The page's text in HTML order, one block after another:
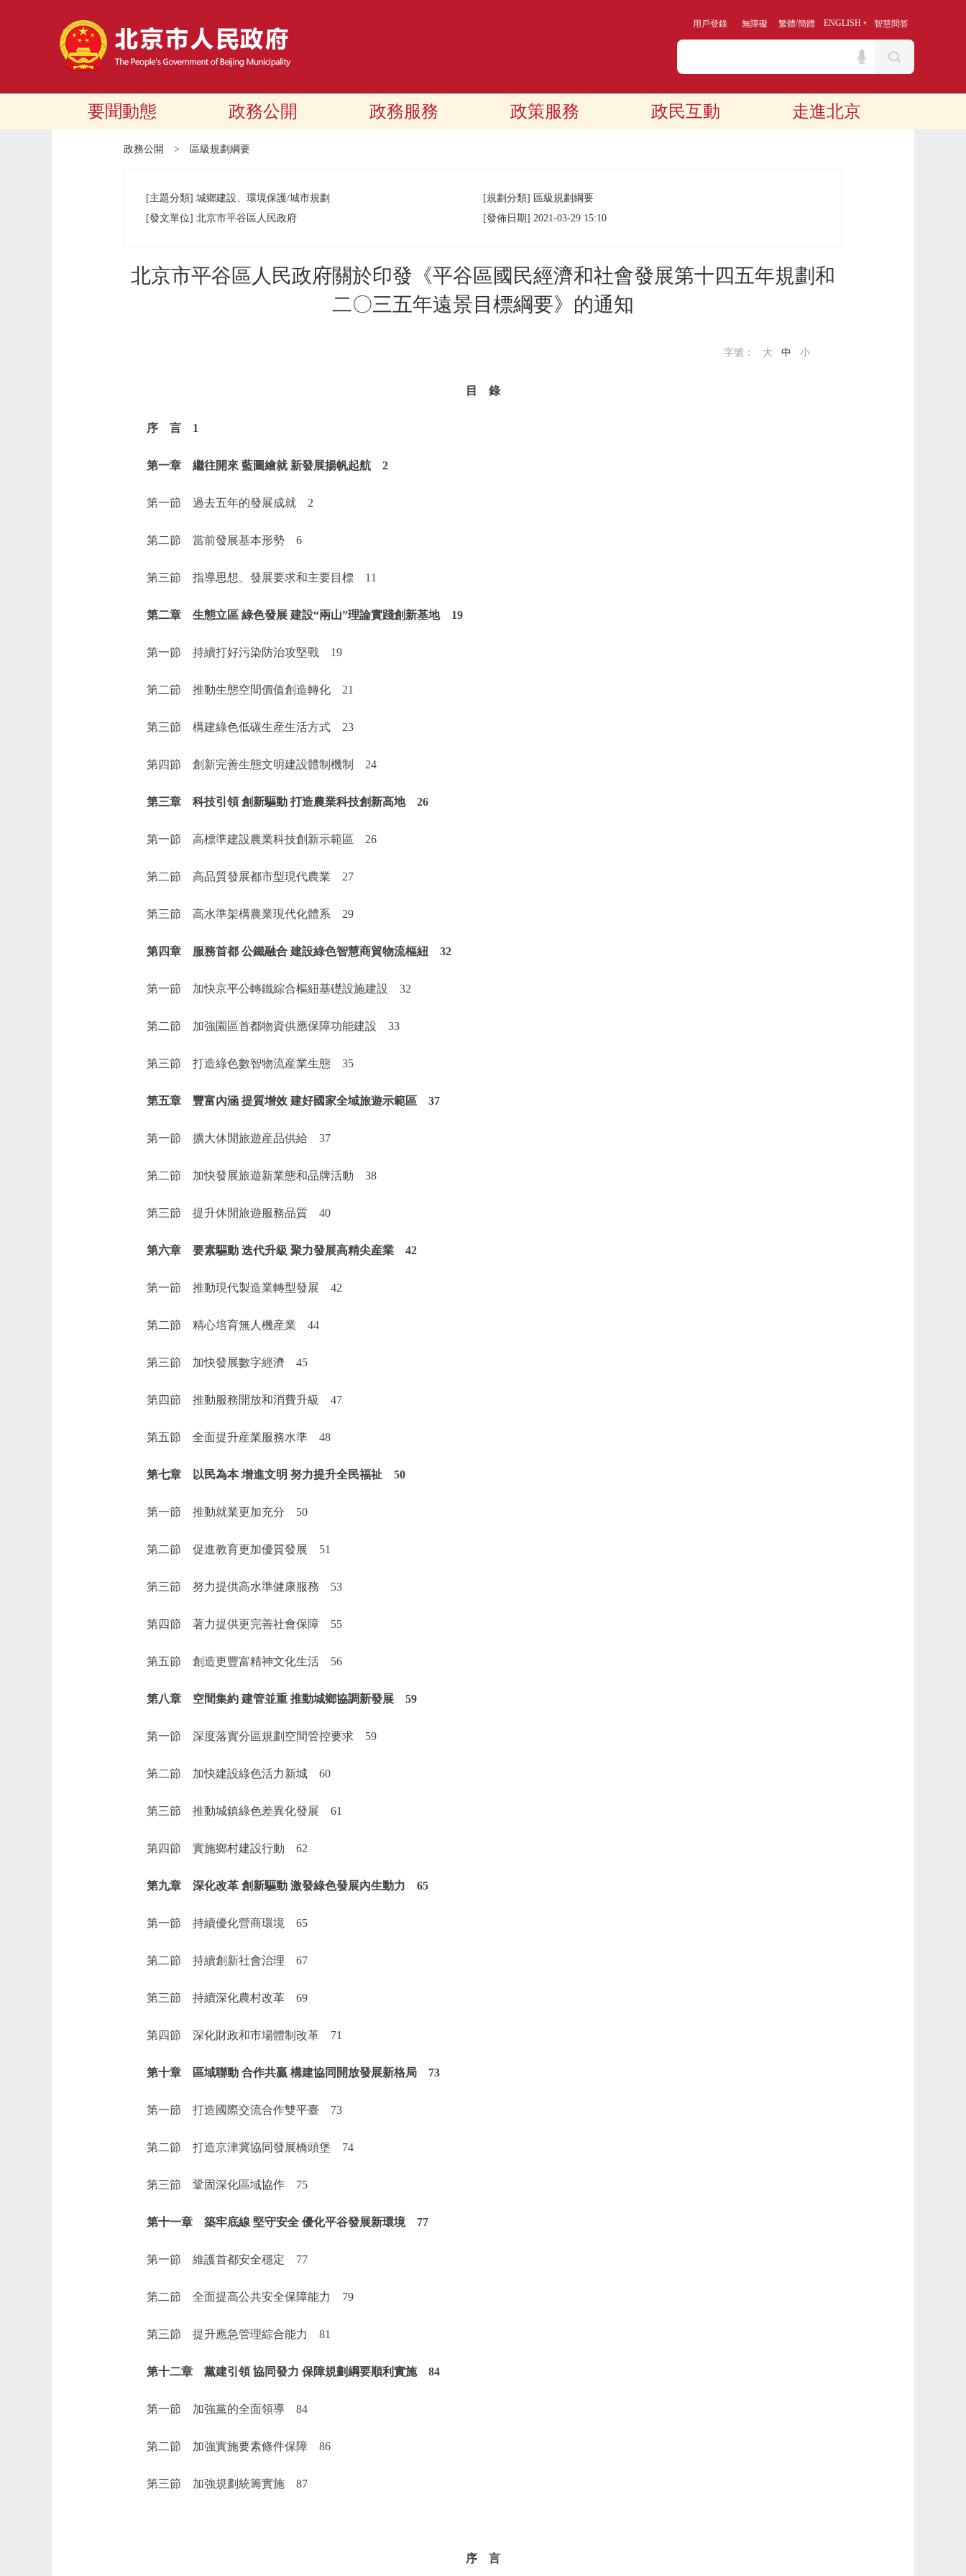
用戶登錄 無障礙 繁體/簡體 ENGLISH 智慧問答
要聞動態 政務公開 政務服務 政策服務 政民互動 走進北京
政務公開 > 區級規劃綱要
[主題分類] 城鄉建設、環境保護/城市規劃 [規劃分類] 區級規劃綱要
[發文單位] 北京市平谷區人民政府 [發佈日期] 2021-03-29 15:10
北京市平谷區人民政府關於印發《平谷區國民經濟和社會發展第十四五年規劃和
二〇三五年遠景目標綱要》的通知
字號： 大 中 小
目 錄
序 言 1
第一章 繼往開來 藍圖繪就 新發展揚帆起航 2
第一節 過去五年的發展成就 2
第二節 當前發展基本形勢 6
第三節 指導思想、發展要求和主要目標 11
第二章 生態立區 綠色發展 建設“兩山”理論實踐創新基地 19
第一節 持續打好污染防治攻堅戰 19
第二節 推動生態空間價值創造轉化 21
第三節 構建綠色低碳生産生活方式 23
第四節 創新完善生態文明建設體制機制 24
第三章 科技引領 創新驅動 打造農業科技創新高地 26
第一節 高標準建設農業科技創新示範區 26
第二節 高品質發展都市型現代農業 27
第三節 高水準架構農業現代化體系 29
第四章 服務首都 公鐵融合 建設綠色智慧商貿物流樞紐 32
第一節 加快京平公轉鐵綜合樞紐基礎設施建設 32
第二節 加強園區首都物資供應保障功能建設 33
第三節 打造綠色數智物流産業生態 35
第五章 豐富內涵 提質增效 建好國家全域旅遊示範區 37
第一節 擴大休閒旅遊産品供給 37
第二節 加快發展旅遊新業態和品牌活動 38
第三節 提升休閒旅遊服務品質 40
第六章 要素驅動 迭代升級 聚力發展高精尖産業 42
第一節 推動現代製造業轉型發展 42
第二節 精心培育無人機産業 44
第三節 加快發展數字經濟 45
第四節 推動服務開放和消費升級 47
第五節 全面提升産業服務水準 48
第七章 以民為本 增進文明 努力提升全民福祉 50
第一節 推動就業更加充分 50
第二節 促進教育更加優質發展 51
第三節 努力提供高水準健康服務 53
第四節 著力提供更完善社會保障 55
第五節 創造更豐富精神文化生活 56
第八章 空間集約 建管並重 推動城鄉協調新發展 59
第一節 深度落實分區規劃空間管控要求 59
第二節 加快建設綠色活力新城 60
第三節 推動城鎮綠色差異化發展 61
第四節 實施鄉村建設行動 62
第九章 深化改革 創新驅動 激發綠色發展內生動力 65
第一節 持續優化營商環境 65
第二節 持續創新社會治理 67
第三節 持續深化農村改革 69
第四節 深化財政和市場體制改革 71
第十章 區域聯動 合作共贏 構建協同開放發展新格局 73
第一節 打造國際交流合作雙平臺 73
第二節 打造京津冀協同發展橋頭堡 74
第三節 鞏固深化區域協作 75
第十一章 築牢底線 堅守安全 優化平谷發展新環境 77
第一節 維護首都安全穩定 77
第二節 全面提高公共安全保障能力 79
第三節 提升應急管理綜合能力 81
第十二章 黨建引領 協同發力 保障規劃綱要順利實施 84
第一節 加強黨的全面領導 84
第二節 加強實施要素條件保障 86
第三節 加強規劃統籌實施 87
序 言